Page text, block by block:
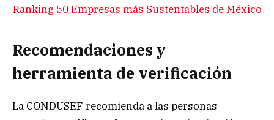
Ranking 50 Empresas más Sustentables de México
Recomendaciones y
herramienta de verificación
La CONDUSEF recomienda a las personas